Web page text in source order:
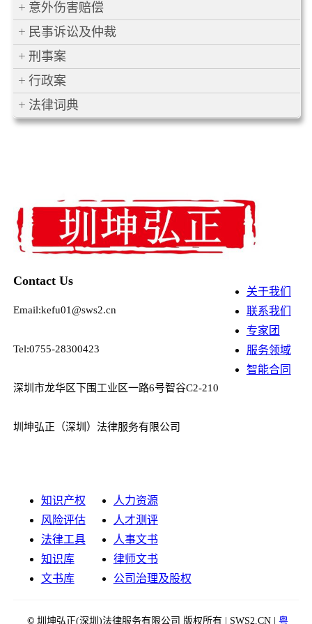
意外伤害赔偿
民事诉讼及仲裁
刑事案
行政案
法律词典
Contact Us
Email:kefu01@sws2.cn
Tel:0755-28300423
深圳市龙华区下围工业区一路6号智谷C2-210
圳坤弘正（深圳）法律服务有限公司
关于我们
联系我们
专家团
服务领域
智能合同
知识产权
风险评估
法律工具
知识库
文书库
人力资源
人才测评
人事文书
律师文书
公司治理及股权
©圳坤弘正(深圳)法律服务有限公司 版权所有 | SWS2.CN | 粤